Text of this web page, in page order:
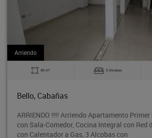
Arriendo
80 m2 3 Alcobas
Bello, Cabañas
ARRIENDO !!!! Arriendo Apartamento
con Sala-Comedor, Cocina Integral con Red
con Calentador a Gas, 3 Alcobas con